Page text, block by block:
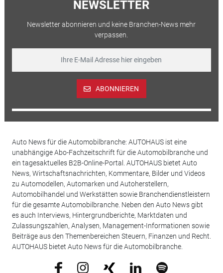
NEWSLETTER
Newsletter abonnieren und keine Branchen-News mehr
verpassen.
ABONNIEREN
Auto News für die Automobilbranche: AUTOHAUS ist eine
unabhängige Abo-Fachzeitschrift für die Automobilbranche und
ein tagesaktuelles B2B-Online-Portal. AUTOHAUS bietet Auto
News, Wirtschaftsnachrichten, Kommentare, Bilder und Videos
zu Automodellen, Automarken und Autoherstellern,
Automobilhandel und Werkstätten sowie Branchendienstleistern
für die gesamte Automobilbranche. Neben den Auto News gibt
es auch Interviews, Hintergrundberichte, Marktdaten und
Zulassungszahlen, Analysen, Management-Informationen sowie
Beiträge aus den Themenbereichen Steuern, Finanzen und Recht.
AUTOHAUS bietet Auto News für die Automobilbranche.